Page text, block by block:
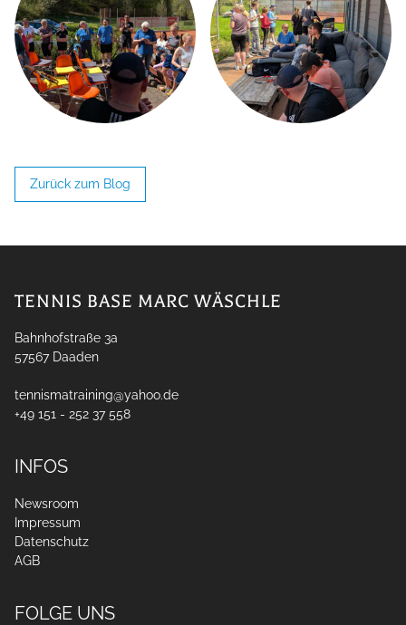
Zurück zum Blog
TENNIS BASE MARC WÄSCHLE
Bahnhofstraße 3a
57567 Daaden
tennismatraining@yahoo.de
+49 151 - 252 37 558
INFOS
Newsroom
Impressum
Datenschutz
AGB
FOLGE UNS